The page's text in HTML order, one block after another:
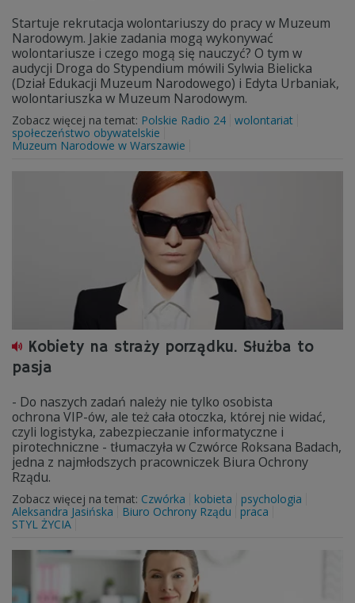
Startuje rekrutacja wolontariuszy do pracy w Muzeum
Narodowym. Jakie zadania mogą wykonywać
wolontariusze i czego mogą się nauczyć? O tym w
audycji Droga do Stypendium mówili Sylwia Bielicka
(Dział Edukacji Muzeum Narodowego) i Edyta Urbaniak,
wolontariuszka w Muzeum Narodowym.
Zobacz więcej na temat: Polskie Radio 24 wolontariat
społeczeństwo obywatelskie
Muzeum Narodowe w Warszawie
Kobiety na straży porządku. Służba to
pasja
- Do naszych zadań należy nie tylko osobista
ochrona VIP-ów, ale też cała otoczka, której nie widać,
czyli logistyka, zabezpieczanie informatyczne i
pirotechniczne - tłumaczyła w Czwórce Roksana Badach,
jedna z najmłodszych pracowniczek Biura Ochrony
Rządu.
Zobacz więcej na temat: Czwórka kobieta
psychologia
Aleksandra Jasińska
Biuro Ochrony Rządu
praca
STYL ŻYCIA